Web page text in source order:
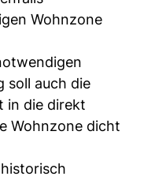
Wohnzone
soll auch die
in die direkt
Wohnzone dicht